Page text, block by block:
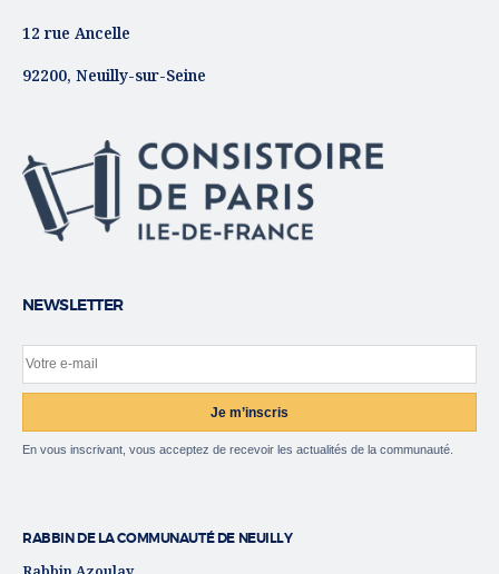
12 rue Ancelle
92200, Neuilly-sur-Seine
NEWSLETTER
Votre e-mail
Site web
Je m’inscris
En vous inscrivant, vous acceptez de recevoir les actualités de la communauté.
RABBIN DE LA COMMUNAUTÉ DE NEUILLY